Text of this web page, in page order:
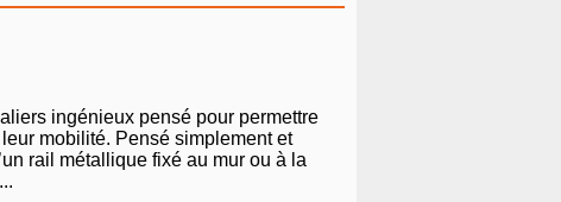
ingénieux pensé pour permettre
mobilité. Pensé simplement et
rail métallique fixé au mur ou à la